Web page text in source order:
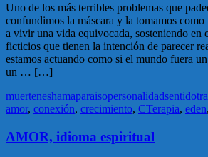
Uno de los más terribles problemas que
confundimos la máscara y la tomamos
a vivir una vida equivocada, sosteniendo en
ficticios que tienen la intención de parecer
estamos actuando como si el mundo fuera
un … […]
muerteneshamaparaisopersonalidadsentido
amor, conexión, crecimiento, CTerapia, eden,
AMOR, idioma espiritual